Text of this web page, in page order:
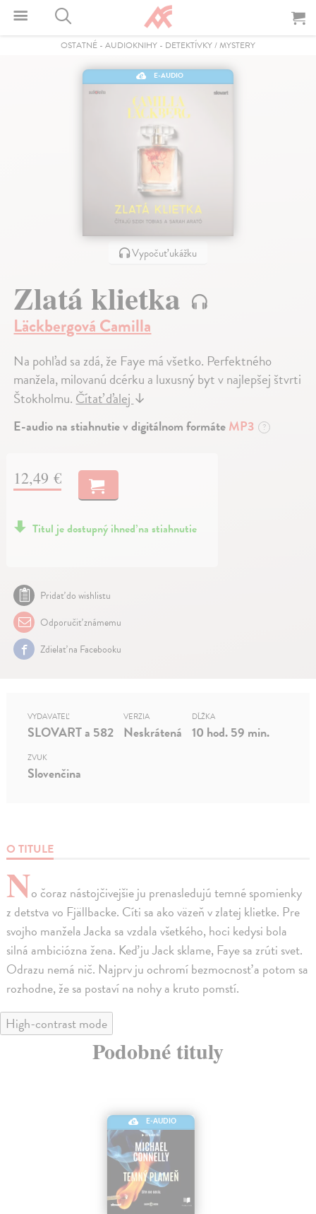
OSTATNÉ - AUDIOKNIHY - DETEKTÍVKY / MYSTERY
E-AUDIO
Vypočuť ukážku
Zlatá klietka
Läckbergová Camilla
Na pohľad sa zdá, že Faye má všetko. Perfektného
manžela, milovanú dcérku a luxusný byt v najlepšej štvrti
Štokholmu.Čítať ďalej↓
E-audio na stiahnutie v digitálnom formáteMP3 ?
12,49 €
Titul je dostupný ihneď na stiahnutie
Pridať do wishlistu
Odporučiť známemu
Zdielať na Facebooku
O TITULE
No čoraz nástojčivejšie ju prenasledujú temné spomienky
z detstva vo Fjällbacke. Cíti sa ako väzeň v zlatej klietke. Pre
svojho manžela Jacka sa vzdala všetkého, hoci kedysi bola
silná ambiciózna žena. Keď ju Jack sklame, Faye sa zrúti svet.
Odrazu nemá nič. Najprv ju ochromí bezmocnosť a potom sa
rozhodne, že sa postaví na nohy a kruto pomstí.
VYDAVATEĽ
SLOVART a 582
VERZIA
Neskrátená
DĹŽKA
10 hod. 59 min.
ZVUK
Slovenčina
High-contrast mode
Podobné tituly
E-AUDIO